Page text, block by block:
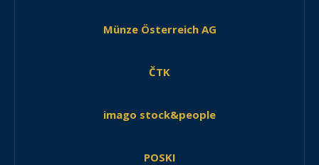
Münze Österreich AG
ČTK
imago stock&people
POSKI